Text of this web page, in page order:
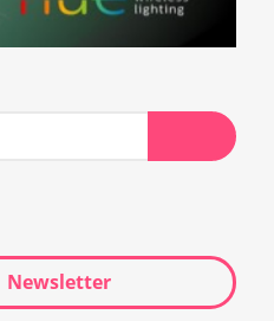
Suche
Newsletter